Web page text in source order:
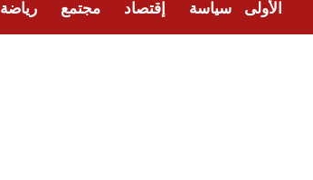
الأولى سياسة إقتصاد مجتمع رياضة